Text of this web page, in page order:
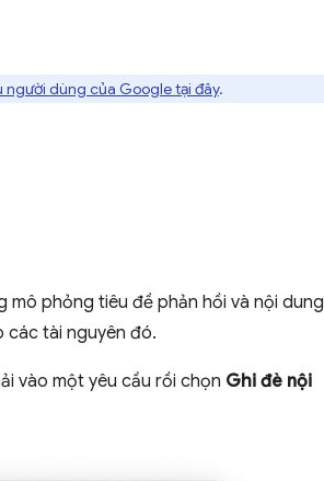
người dùng của Google tại đây.
phỏng tiêu đề phản hồi và nội dung
các tài nguyên đó.
vào một yêu cầu rồi chọn Ghi đè nội